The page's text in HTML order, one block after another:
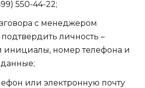
550-44-22;
с менеджером
подтвердить личность –
инициалы, номер телефона и
или электронную почту